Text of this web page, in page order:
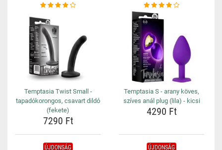
Temptasia Twist Small -
tapadókorongos, csavart dildó
(fekete)
7290 Ft
Temptasia S - arany köves,
szíves anál plug (lila) - kicsi
4290 Ft
ÚJDONSÁG ÚJDONSÁG